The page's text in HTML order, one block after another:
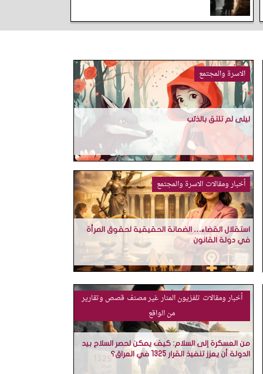
الاسرة والمجتمع
ليلى لم تلتق بالذئب
أخبار ومقالات الاسرة والمجتمع
استقلال القضاء… الضمانة الحقيقية لحقوق المرأة
في دولة القانون
أخبار ومقالات تلفزيون المنارغير مصنف قصص وتقارير
من الواقع
من العسكرة إلى السلام: كيف يمكن لحصر السلاح بيد
الدولة أن يعزز تنفيذ القرار 1325 في العراق؟